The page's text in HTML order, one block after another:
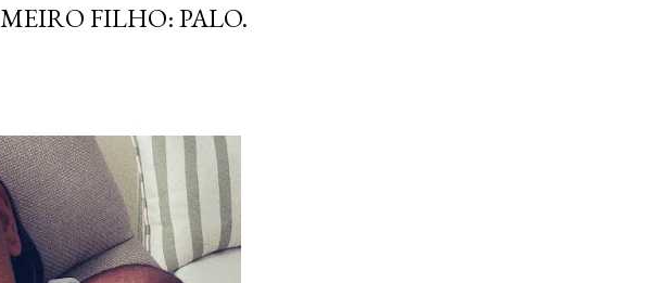
FILHO: PALO.